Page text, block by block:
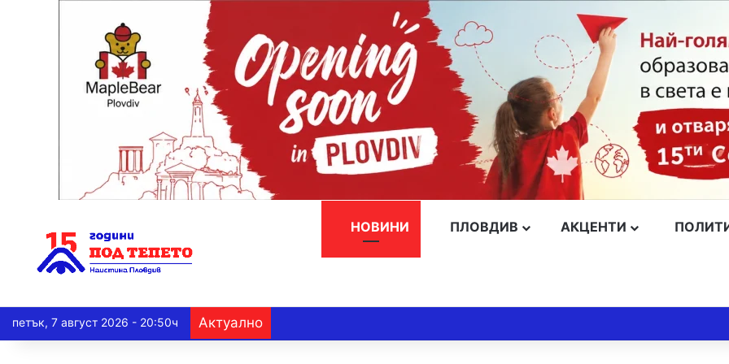
НОВИНИ ПЛОВДИВ АКЦЕНТИ
петък, 7 август 2026 - 20:50ч Актуално